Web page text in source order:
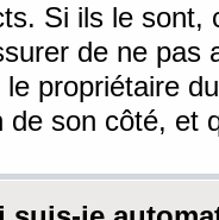
Si ils le sont,
de ne pas
le propriétaire
de son côté, et